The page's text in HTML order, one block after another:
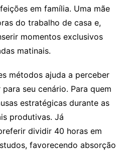
em família. Uma mãe
do trabalho de casa e,
momentos exclusivos
matinais.
métodos ajuda a perceber
seu cenário. Para quem
estratégicas durante as
produtivas. Já
dividir 40 horas em
favorecendo absorção